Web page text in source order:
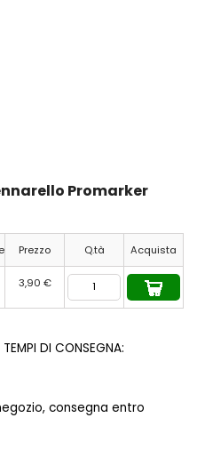
Promarker
Prezzo Q.tà Acquista
3,90 €
DI CONSEGNA:
consegna entro